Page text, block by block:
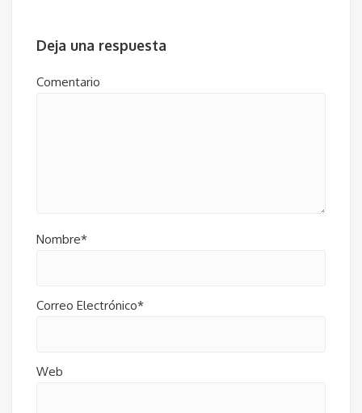
Deja una respuesta
Comentario
Nombre*
Correo Electrónico*
Web